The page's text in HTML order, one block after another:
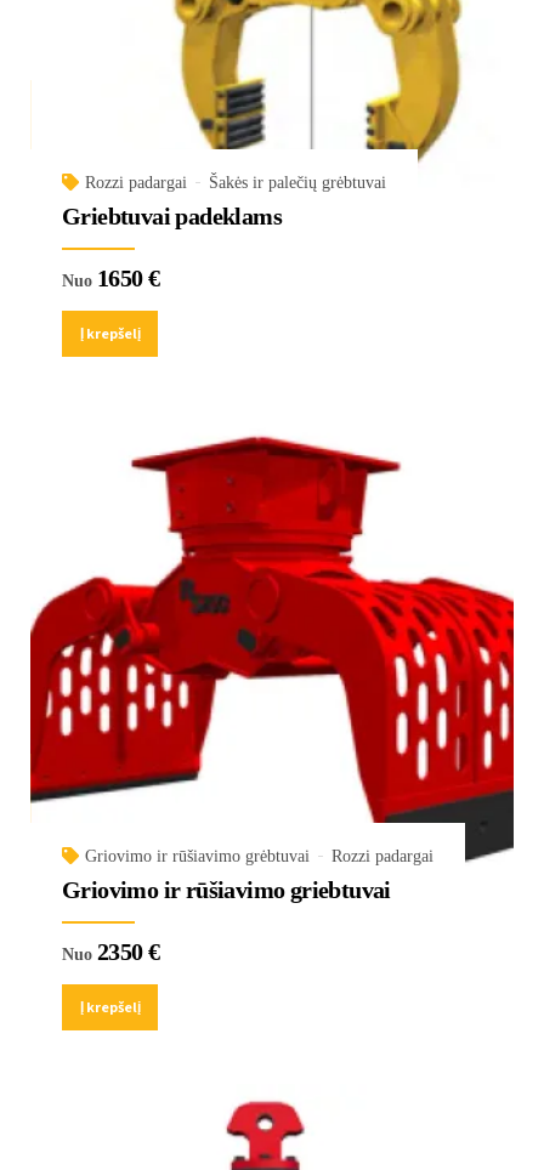
Rozzi padargai Šakės ir palečių grėbtuvai
Griebtuvai padeklams
Nuo 1650€
Į krepšelį
Griovimo ir rūšiavimo grėbtuvai Rozzi padargai
Griovimo ir rūšiavimo griebtuvai
Nuo 2350€
Į krepšelį